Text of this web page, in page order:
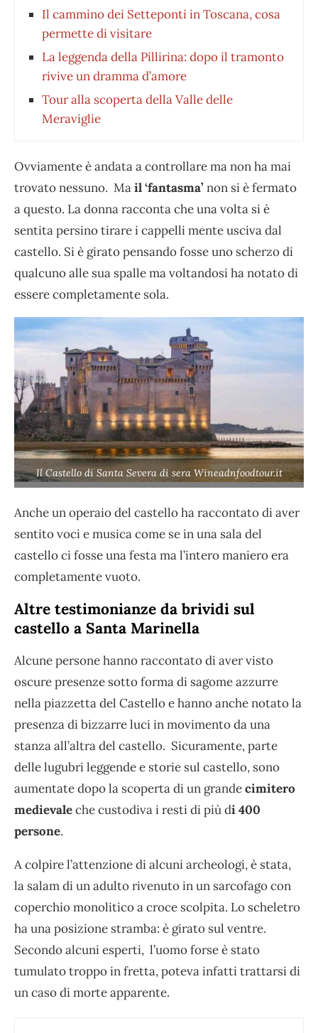
Il cammino dei Setteponti in Toscana, cosa
permette di visitare
La leggenda della Pillirina: dopo il tramonto
rivive un dramma d’amore
Tour alla scoperta della Valle delle
Meraviglie
Ovviamente è andata a controllare ma non ha mai
trovato nessuno. Mail ‘fantasma’ non si è fermato
a questo. La donna racconta che una volta si è
sentita persino tirare i cappelli mente usciva dal
castello. Si è girato pensando fosse uno scherzo di
qualcuno alle sua spalle ma voltandosi ha notato di
essere completamente sola.
Il Castello di Santa Severa di sera Wineadnfoodtour.it
Anche un operaio del castello ha raccontato di aver
sentito voci e musica come se in una sala del
castello ci fosse una festa ma l’intero maniero era
completamente vuoto.
Altre testimonianze da brividi sul
castello a Santa Marinella
Alcune persone hanno raccontato di aver visto
oscure presenze sotto forma di sagome azzurre
nella piazzetta del Castello e hanno anche notato la
presenza di bizzarre luci in movimento da una
stanza all’altra del castello. Sicuramente, parte
delle lugubri leggende e storie sul castello, sono
aumentate dopo la scoperta di un grandecimitero
medievaleche custodiva i resti di più di 400
persone.
A colpire l’attenzione di alcuni archeologi, è stata,
la salam di un adulto rivenuto in un sarcofago con
coperchio monolitico a croce scolpita. Lo scheletro
ha una posizione stramba: è girato sul ventre.
Secondo alcuni esperti, l’uomo forse è stato
tumulato troppo in fretta, poteva infatti trattarsi di
un caso di morte apparente.